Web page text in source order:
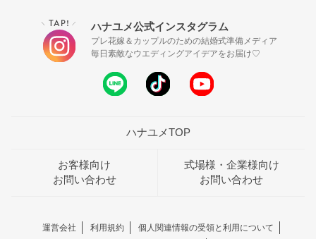
＼ TAP! ／ ハナユメ公式インスタグラム
プレ花嫁＆カップルのための結婚式準備メディア
毎日素敵なウエディングアイデアをお届け♡
ハナユメTOP
お客様向け
お問い合わせ
式場様・企業様向け
お問い合わせ
運営会社 利用規約
個人関連情報の受領と利用について